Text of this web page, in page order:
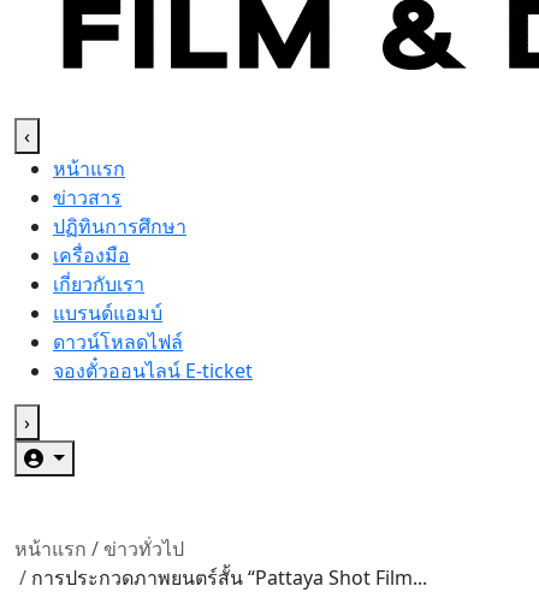
‹
หน้าแรก
ข่าวสาร
ปฏิทินการศึกษา
เครื่องมือ
เกี่ยวกับเรา
แบรนด์แอมบ์
ดาวน์โหลดไฟล์
จองตั๋วออนไลน์ E-ticket
›
หน้าแรก /ข่าวทั่วไป
/ การประกวดภาพยนตร์สั้น “Pattaya Shot Film...